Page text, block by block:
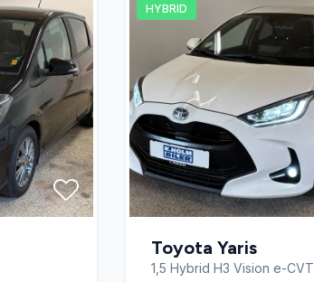
splitbagsæde
tågelygter
vognbaneassistent
HYBRID
Toyota Yaris
1,5 Hybrid H3 Vision e-CVT